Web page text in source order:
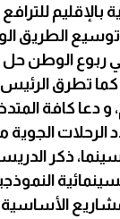
بالإقليم
الوطن حل
كما تطرق
و دعا كافة
الرحلات الجوية
ذكر
الأساسية